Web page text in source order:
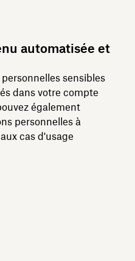
automatisée et
sensibles
dans votre compte
également
personnelles à
cas d'usage